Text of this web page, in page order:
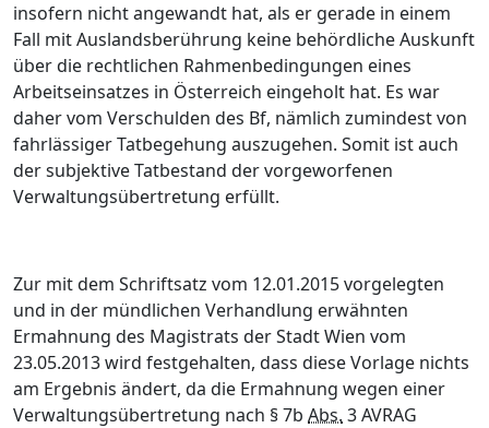
insofern nicht angewandt hat, als er gerade in einem
Fall mit Auslandsberührung keine behördliche Auskunft
über die rechtlichen Rahmenbedingungen eines
Arbeitseinsatzes in Österreich eingeholt hat. Es war
daher vom Verschulden des Bf, nämlich zumindest von
fahrlässiger Tatbegehung auszugehen. Somit ist auch
der subjektive Tatbestand der vorgeworfenen
Verwaltungsübertretung erfüllt.
Zur mit dem Schriftsatz vom 12.01.2015 vorgelegten
und in der mündlichen Verhandlung erwähnten
Ermahnung des Magistrats der Stadt Wien vom
23.05.2013 wird festgehalten, dass diese Vorlage nichts
am Ergebnis ändert, da die Ermahnung wegen einer
Verwaltungsübertretung nach § 7b Abs. 3 AVRAG